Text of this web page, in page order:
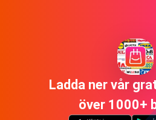
Ladda ner vår
över 1000+